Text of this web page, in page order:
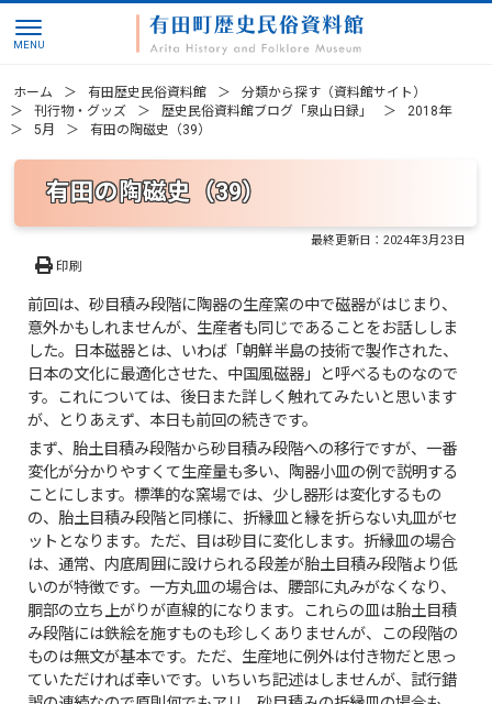
ホーム 有田歴史民俗資料館
分類から探す（資料館サイト）
刊行物・グッズ
歴史民俗資料館ブログ「泉山日録」
2018年
5月
有田の陶磁史（39）
有田の陶磁史（39）
最終更新日：2024年3月23日
印刷
前回は、砂目積み段階に陶器の生産窯の中で磁器がはじまり、
意外かもしれませんが、生産者も同じであることをお話ししま
した。日本磁器とは、いわば「朝鮮半島の技術で製作された、
日本の文化に最適化させた、中国風磁器」と呼べるものなので
す。これについては、後日また詳しく触れてみたいと思います
が、とりあえず、本日も前回の続きです。
まず、胎土目積み段階から砂目積み段階への移行ですが、一番
変化が分かりやすくて生産量も多い、陶器小皿の例で説明する
ことにします。標準的な窯場では、少し器形は変化するもの
の、胎土目積み段階と同様に、折縁皿と縁を折らない丸皿がセ
ットとなります。ただ、目は砂目に変化します。折縁皿の場合
は、通常、内底周囲に設けられる段差が胎土目積み段階より低
いのが特徴です。一方丸皿の場合は、腰部に丸みがなくなり、
胴部の立ち上がりが直線的になります。これらの皿は胎土目積
み段階には鉄絵を施すものも珍しくありませんが、この段階の
ものは無文が基本です。ただ、生産地に例外は付き物だと思っ
ていただければ幸いです。いちいち記述はしませんが、試行錯